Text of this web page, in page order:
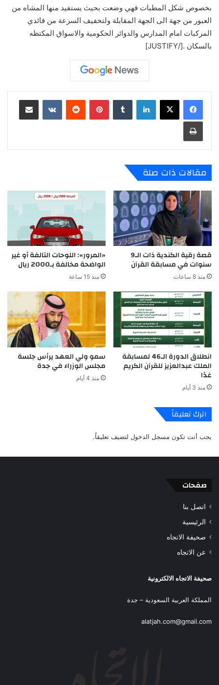
بخصوص شكل المطبات فهي وضعت بحيث يستفيد منها المشاه من
العبور من جهة الى الجهة المقابلة ولتخفيف السرعة من قائدي
المركبات امام المدارس والدوائر الحكومية والاسواق المكتظه
بالسكان .[/JUSTIFY]
لينكدإن بينتيريست
مقالات ذات صلة
قصة رقية الكندية ذات الـ9
سنوات في مسابقة القرآن
منذ 8 ساعات
«المرور»: اللوحات التالفة أو غير
الواضحة مخالفة بـ2000 ريال
منذ 15 ساعة
انطلاق الدورة الـ46 لمسابقة
الملك عبدالعزيز للقرآن الكريم
غدًا
منذ 3 أيام
سمو ولي العهد يرأس جلسة
مجلس الوزراء في جدة
منذ 4 أيام
اترك تعليقاً
يجب أنت تكون مسجل الدخول لتضيف تعليقاً.
صفحات
اتصل بنا
الرئيسية
صحيفة الاتجاه
عن الاتجاه
صحيفة الاتجاه الالكترونية
المملكة العربية السعودية – جدة
alatjah.com@gmail.com